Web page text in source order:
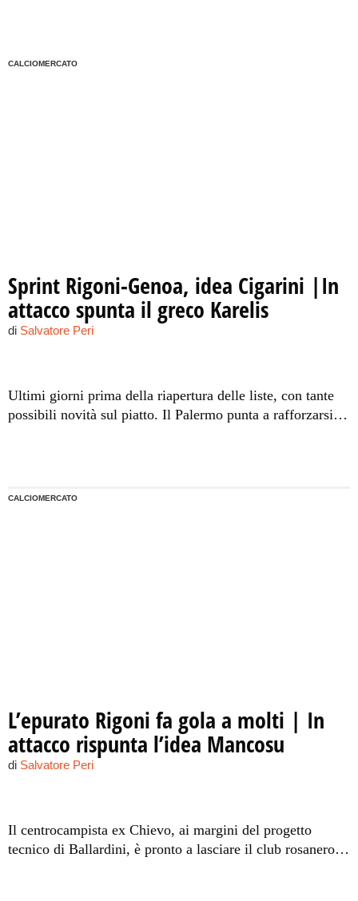
CALCIOMERCATO
Sprint Rigoni-Genoa, idea Cigarini |In
attacco spunta il greco Karelis
di Salvatore Peri
Ultimi giorni prima della riapertura delle liste, con tante
possibili novità sul piatto. Il Palermo punta a rafforzarsi
ritorno.
CALCIOMERCATO
L’epurato Rigoni fa gola a molti | In
attacco rispunta l’idea Mancosu
di Salvatore Peri
Il centrocampista ex Chievo, ai margini del progetto
tecnico di Ballardini, è pronto a lasciare il club rosanero: